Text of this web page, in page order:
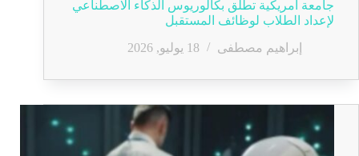
جامعة أمريكية تطلق بكالوريوس الذكاء الاصطناعي
لإعداد الطلاب لوظائف المستقبل
إبراهيم مصطفى
18 يوليو, 2026